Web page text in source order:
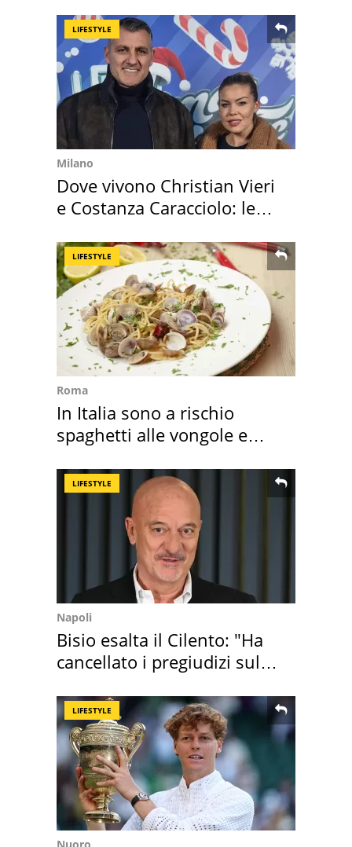
LIFESTYLE
Milano
Dove vivono Christian Vieri
e Costanza Caracciolo: le
LIFESTYLE
Roma
In Italia sono a rischio
spaghetti alle vongole e
LIFESTYLE
Napoli
Bisio esalta il Cilento: "Ha
cancellato i pregiudizi sul
LIFESTYLE